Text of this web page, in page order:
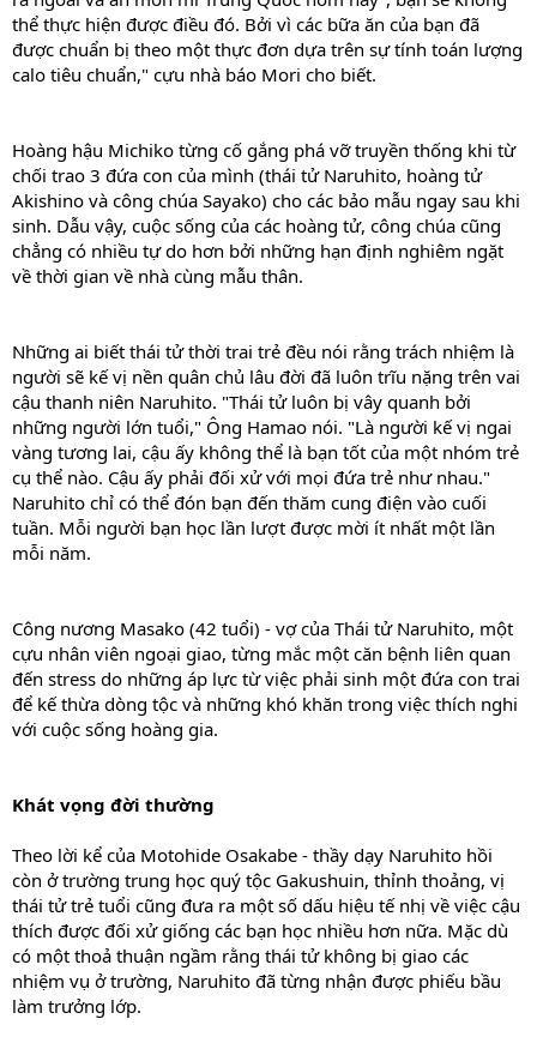
thể thực hiện được điều đó. Bởi vì các bữa ăn của bạn đã
được chuẩn bị theo một thực đơn dựa trên sự tính toán lượng
calo tiêu chuẩn," cựu nhà báo Mori cho biết.
Hoàng hậu Michiko từng cố gắng phá vỡ truyền thống khi từ
chối trao 3 đứa con của mình (thái tử Naruhito, hoàng tử
Akishino và công chúa Sayako) cho các bảo mẫu ngay sau khi
sinh. Dẫu vậy, cuộc sống của các hoàng tử, công chúa cũng
chẳng có nhiều tự do hơn bởi những hạn định nghiêm ngặt
về thời gian về nhà cùng mẫu thân.
Những ai biết thái tử thời trai trẻ đều nói rằng trách nhiệm là
người sẽ kế vị nền quân chủ lâu đời đã luôn trĩu nặng trên vai
cậu thanh niên Naruhito. "Thái tử luôn bị vây quanh bởi
những người lớn tuổi," Ông Hamao nói. "Là người kế vị ngai
vàng tương lai, cậu ấy không thể là bạn tốt của một nhóm trẻ
cụ thể nào. Cậu ấy phải đối xử với mọi đứa trẻ như nhau."
Naruhito chỉ có thể đón bạn đến thăm cung điện vào cuối
tuần. Mỗi người bạn học lần lượt được mời ít nhất một lần
mỗi năm.
Công nương Masako (42 tuổi) - vợ của Thái tử Naruhito, một
cựu nhân viên ngoại giao, từng mắc một căn bệnh liên quan
đến stress do những áp lực từ việc phải sinh một đứa con trai
để kế thừa dòng tộc và những khó khăn trong việc thích nghi
với cuộc sống hoàng gia.
Khát vọng đời thường
Theo lời kể của Motohide Osakabe - thầy dạy Naruhito hồi
còn ở trường trung học quý tộc Gakushuin, thỉnh thoảng, vị
thái tử trẻ tuổi cũng đưa ra một số dấu hiệu tế nhị về việc cậu
thích được đối xử giống các bạn học nhiều hơn nữa. Mặc dù
có một thoả thuận ngầm rằng thái tử không bị giao các
nhiệm vụ ở trường, Naruhito đã từng nhận được phiếu bầu
làm trưởng lớp.